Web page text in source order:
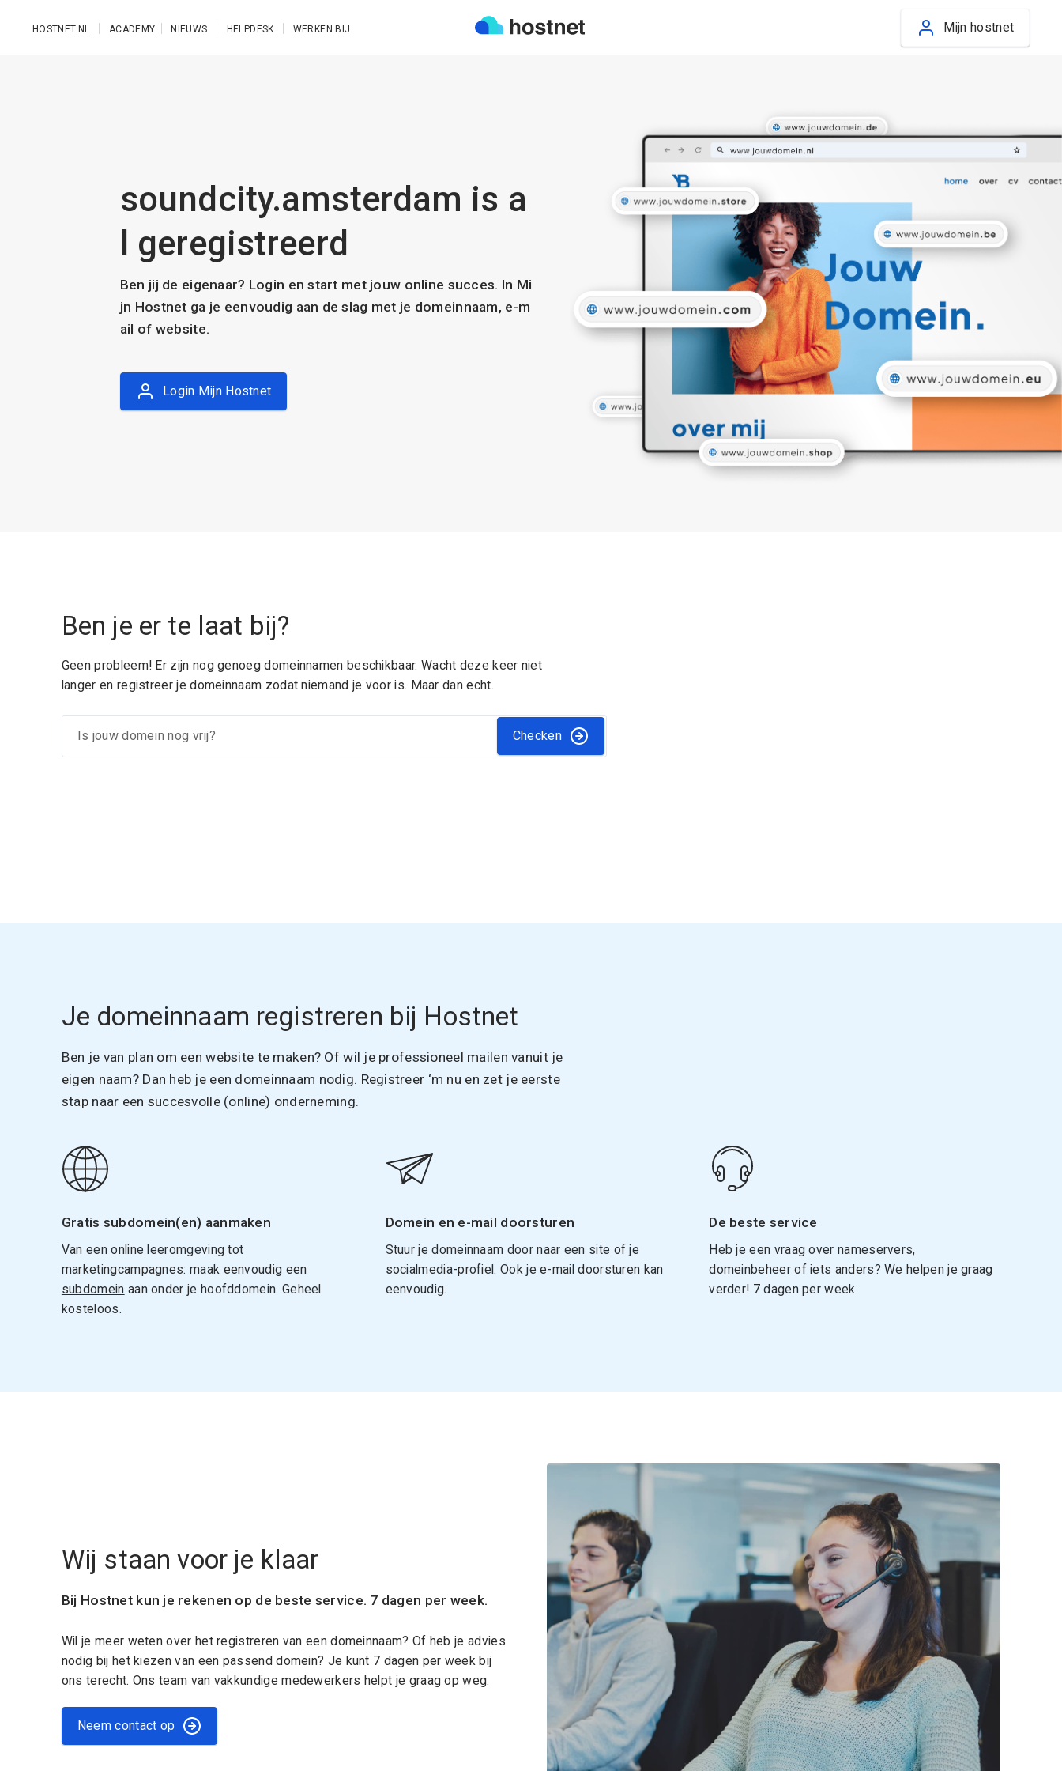
HOSTNET.NL ACADEMY NIEUWS HELPDESK WERKEN BIJ Mijn hostnet
soundcity.amsterdam is a
l geregistreerd
Ben jij de eigenaar? Login en start met jouw online succes. In Mi
jn Hostnet ga je eenvoudig aan de slag met je domeinnaam, e-m
ail of website.
Login Mijn Hostnet
Ben je er te laat bij?
Geen probleem! Er zijn nog genoeg domeinnamen beschikbaar. Wacht deze keer niet
langer en registreer je domeinnaam zodat niemand je voor is. Maar dan echt.
Checken
Je domeinnaam registreren bij Hostnet
Ben je van plan om een website te maken? Of wil je professioneel mailen vanuit je
eigen naam? Dan heb je een domeinnaam nodig. Registreer ‘m nu en zet je eerste
stap naar een succesvolle (online) onderneming.
Gratis subdomein(en) aanmaken
Van een online leeromgeving tot
marketingcampagnes: maak eenvoudig een
subdomein aan onder je hoofddomein. Geheel
kosteloos.
Domein en e-mail doorsturen
Stuur je domeinnaam door naar een site of je
socialmedia-profiel. Ook je e-mail doorsturen kan
eenvoudig.
De beste service
Heb je een vraag over nameservers,
domeinbeheer of iets anders? We helpen je graag
verder! 7 dagen per week.
Wij staan voor je klaar
Bij Hostnet kun je rekenen op de beste service. 7 dagen per week.
Wil je meer weten over het registreren van een domeinnaam? Of heb je advies
nodig bij het kiezen van een passend domein? Je kunt 7 dagen per week bij
ons terecht. Ons team van vakkundige medewerkers helpt je graag op weg.
Neem contact op